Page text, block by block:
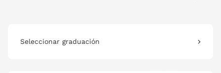
Seleccionar graduación